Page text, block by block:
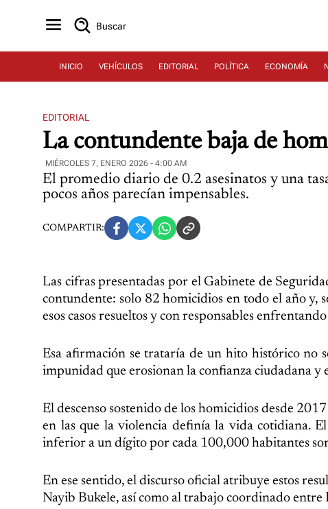
Buscar
INICIO VEHÍCULOS EDITORIAL POLÍTICA ECONOMÍA
EDITORIAL
La contundente baja de
MIÉRCOLES 7, ENERO 2026 - 4:00 AM
El promedio diario de 0.2 asesinatos y una
pocos años parecían impensables.
COMPARTIR:
Las cifras presentadas por el Gabinete de
contundente: solo 82 homicidios en todo el año y,
esos casos resueltos y con responsables
Esa afirmación se trataría de un hito histórico no
impunidad que erosionan la confianza ciudadana y
El descenso sostenido de los homicidios desde
en las que la violencia definía la vida cotidiana.
inferior a un dígito por cada 100,000 habitantes
En ese sentido, el discurso oficial atribuye estos
Nayib Bukele, así como al trabajo coordinado entre